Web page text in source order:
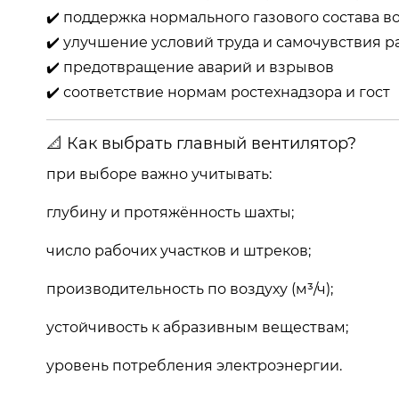
✔️ поддержка нормального газового состава
✔️ улучшение условий труда и самочувствия
✔️ предотвращение аварий и взрывов
✔️ соответствие нормам ростехнадзора и гост
📐 Как выбрать главный вентилятор?
при выборе важно учитывать:
глубину и протяжённость шахты;
число рабочих участков и штреков;
производительность по воздуху (м³/ч);
устойчивость к абразивным веществам;
уровень потребления электроэнергии.